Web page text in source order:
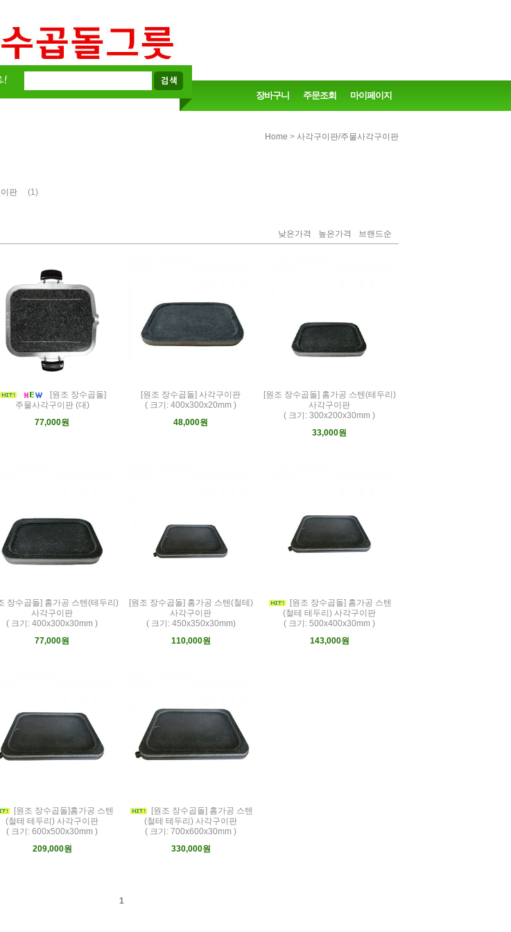
장바구니 주문조회 마이페이지
Home > 사각구이판/주물사각구이판
판 (1)
낮은가격 높은가격 브랜드순
[원조 장수곱돌]
주물사각구이판 (대)
77,000원
[원조 장수곱돌] 사각구이판
( 크기: 400x300x20mm )
48,000원
[원조 장수곱돌] 홈가공 스텐(테두리)
사각구이판
( 크기: 300x200x30mm )
33,000원
장수곱돌] 홈가공 스텐(테두리)
사각구이판
( 크기: 400x300x30mm )
77,000원
[원조 장수곱돌] 홈가공 스텐(철테)
사각구이판
( 크기: 450x350x30mm)
110,000원
[원조 장수곱돌] 홈가공 스텐
(철테 테두리) 사각구이판
( 크기: 500x400x30mm )
143,000원
[원조 장수곱돌]홈가공 스텐
(철테 테두리) 사각구이판
( 크기: 600x500x30mm )
209,000원
[원조 장수곱돌] 홈가공 스텐
(철테 테두리) 사각구이판
( 크기: 700x600x30mm )
330,000원
1